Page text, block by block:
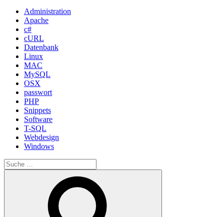
Administration
Apache
c#
cURL
Datenbank
Linux
MAC
MySQL
OSX
passwort
PHP
Snippets
Software
T-SQL
Webdesign
Windows
Suche
nach: